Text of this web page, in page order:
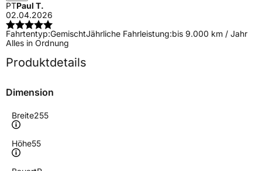
PTPaul T.
02.04.2026
Fahrtentyp:GemischtJährliche Fahrleistung:bis 9.000 km / Jahr
Alles in Ordnung
Produktdetails
Dimension
Breite255
Höhe55